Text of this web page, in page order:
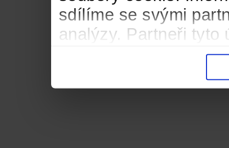
sdílíme se svými
analýzy. Partneři tyto
informacemi, které